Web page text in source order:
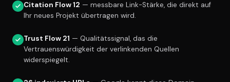
Citation Flow 12 — messbare Link-Stärke, die direkt auf
Ihr neues Projekt übertragen wird.
Trust Flow 21 — Qualitätssignal, das die
Vertrauenswürdigkeit der verlinkenden Quellen
widerspiegelt.